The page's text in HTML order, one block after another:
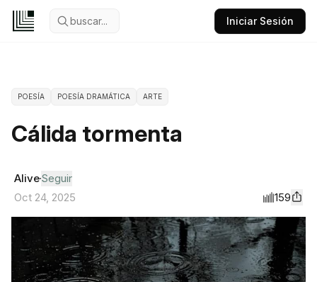
buscar... Iniciar Sesión
POESÍA POESÍA DRAMÁTICA ARTE
Cálida tormenta
AliveSeguir
Oct 24, 2025
159